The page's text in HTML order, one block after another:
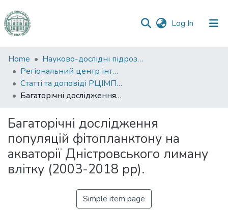
Log In (current)
Communities
&
Collections
All of DSpace
Statistics
Home
Науково-дослідні підрозділи
Регіональний центр інтегрованого моніторингу природного середовища та екологічних досліджень
Статті та доповіді РЦІМПСЕД
Багаторічні дослідження популяцій фітопланктону на акваторії Дністровського лиману влітку (2003-2018 рр).
Багаторічні дослідження
популяцій фітопланктону на
акваторії Дністровського лиману
влітку (2003-2018 рр).
Simple item page